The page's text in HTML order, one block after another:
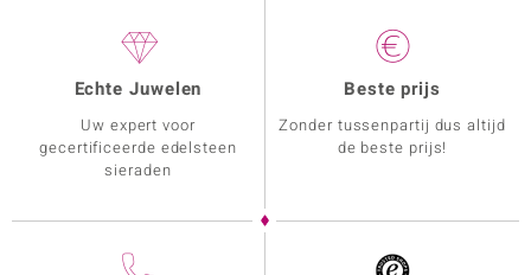
Echte Juwelen
Uw expert voor
gecertificeerde edelsteen
sieraden
Beste prijs
Zonder tussenpartij dus altijd
de beste prijs!